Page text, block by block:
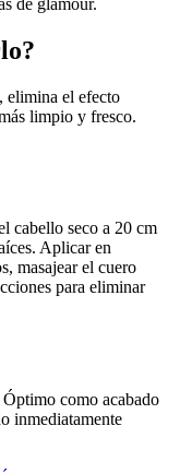
elimina el efecto
limpio y fresco.
cabello seco a 20 cm
Aplicar en
masajear el cuero
para eliminar
como acabado
inmediatamente